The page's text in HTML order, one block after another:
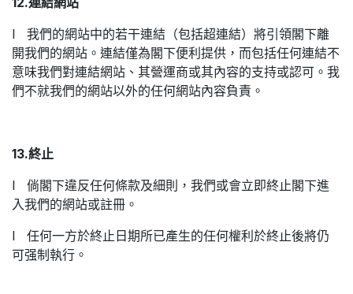
l 我們的網站中的若干連結（包括超連結）將引領閣下離
開我們的網站。連結僅為閣下便利提供，而包括任何連結不
意味我們對連結網站、其營運商或其內容的支持或認可。我
們不就我們的網站以外的任何網站內容負責。
13.終止
l 倘閣下違反任何條款及細則，我們或會立即終止閣下進
入我們的網站或註冊。
l 任何一方於終止日期所已產生的任何權利於終止後將仍
可强制執行。